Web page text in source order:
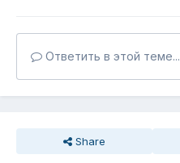
Ответить в этой теме...
Share